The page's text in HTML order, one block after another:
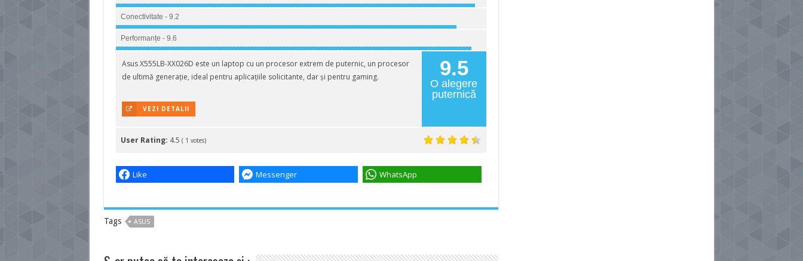
Conectivitate - 9.2
Performanțe - 9.6
9.5
O alegere
puternică
Asus X555LB-XX026D este un laptop cu un procesor extrem de puternic, un procesor
de ultimă generație, ideal pentru aplicațiile solicitante, dar și pentru gaming.
VEZI DETALII
User Rating: 4.5 ( 1 votes)
Like Messenger WhatsApp
Tags ASUS